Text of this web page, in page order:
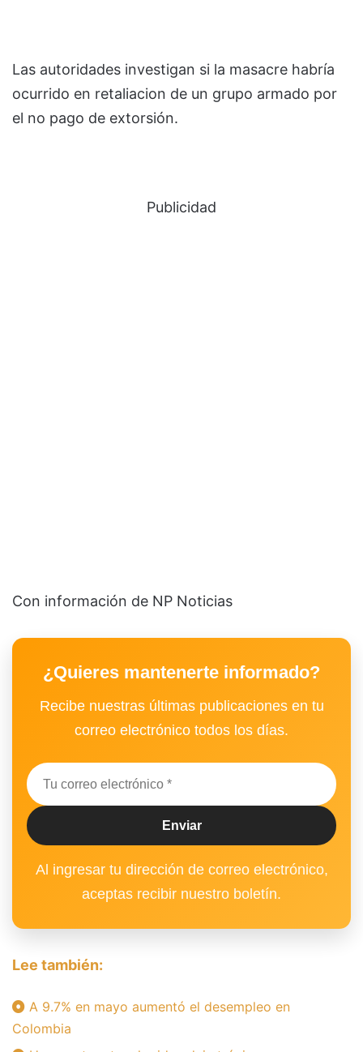
Las autoridades investigan si la masacre habría
ocurrido en retaliacion de un grupo armado por
el no pago de extorsión.
Publicidad
Con información de NP Noticias
¿Quieres mantenerte informado?
Recibe nuestras últimas publicaciones en tu
correo electrónico todos los días.
Al ingresar tu dirección de correo electrónico,
aceptas recibir nuestro boletín.
Lee también:
A 9.7% en mayo aumentó el desempleo en
Colombia